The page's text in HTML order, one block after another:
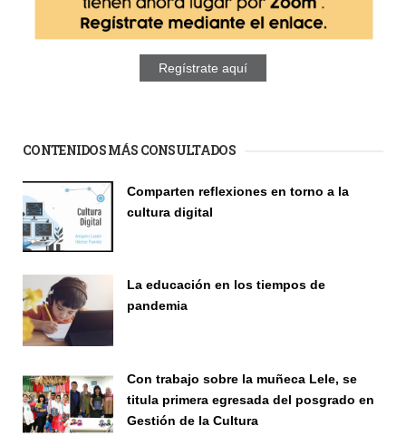
Regístrate aquí
CONTENIDOS MÁS CONSULTADOS
Comparten reflexiones en torno a la
cultura digital
La educación en los tiempos de
pandemia
Con trabajo sobre la muñeca Lele, se
titula primera egresada del posgrado en
Gestión de la Cultura